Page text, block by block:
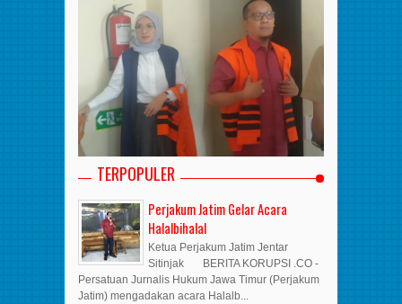
TERPOPULER
Perjakum Jatim Gelar Acara
Halalbihalal
Ketua Perjakum Jatim Jentar
Sitinjak BERITA KORUPSI .CO -
Persatuan Jurnalis Hukum Jawa Timur (Perjakum
Jatim) mengadakan acara Halalb...